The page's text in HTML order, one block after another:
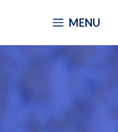
MENU